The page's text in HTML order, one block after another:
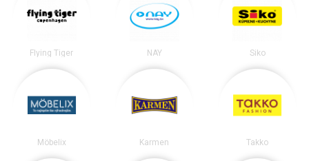
Flying Tiger NAY Siko
Möbelix Karmen Takko